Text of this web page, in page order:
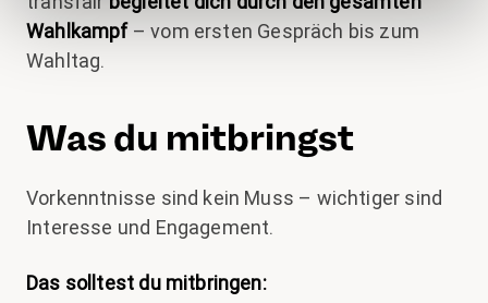
Wahlkampf– vom ersten Gespräch bis zum
Wahltag.
Was du mitbringst
Vorkenntnisse sind kein Muss – wichtiger sind
Interesse und Engagement.
Das solltest du mitbringen: